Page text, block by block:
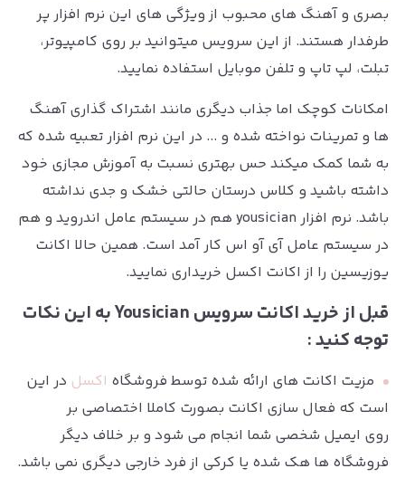
بصری و آهنگ های محبوب از ویژگی های این نرم افزار پر
طرفدار هستند. از این سرویس میتوانید بر روی کامپیوتر،
تبلت، لپ تاپ و تلفن موبایل استفاده نمایید.
امکانات کوچک اما جذاب دیگری مانند اشتراک گذاری آهنگ
ها و تمرینات نواخته شده و ... در این نرم افزار تعبیه شده که
به شما کمک میکند حس بهتری نسبت به آموزش مجازی خود
داشته باشید و کلاس درستان حالتی خشک و جدی نداشته
باشد. نرم افزار yousician هم در سیستم عامل اندروید و هم
در سیستم عامل آی آو اس کار آمد است. همین حالا اکانت
یوزیسین را از اکانت اکسل خریداری نمایید.
قبل از خرید اکانت سرویس Yousician به این نکات
توجه کنید :
مزیت اکانت های ارائه شده توسط فروشگاه اکسل در این
است که فعال سازی اکانت بصورت کاملا اختصاصی بر
روی ایمیل شخصی شما انجام می شود و بر خلاف دیگر
فروشگاه ها هک شده یا کرکی از فرد خارجی دیگری نمی باشد.